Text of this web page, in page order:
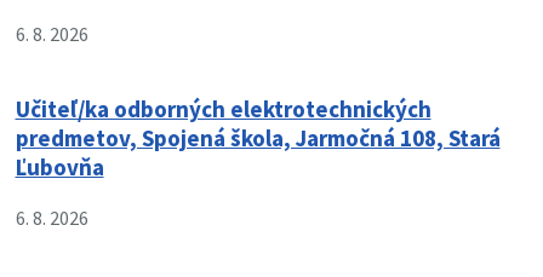
6. 8. 2026
Učiteľ/ka odborných elektrotechnických
predmetov, Spojená škola, Jarmočná 108, Stará
Ľubovňa
6. 8. 2026